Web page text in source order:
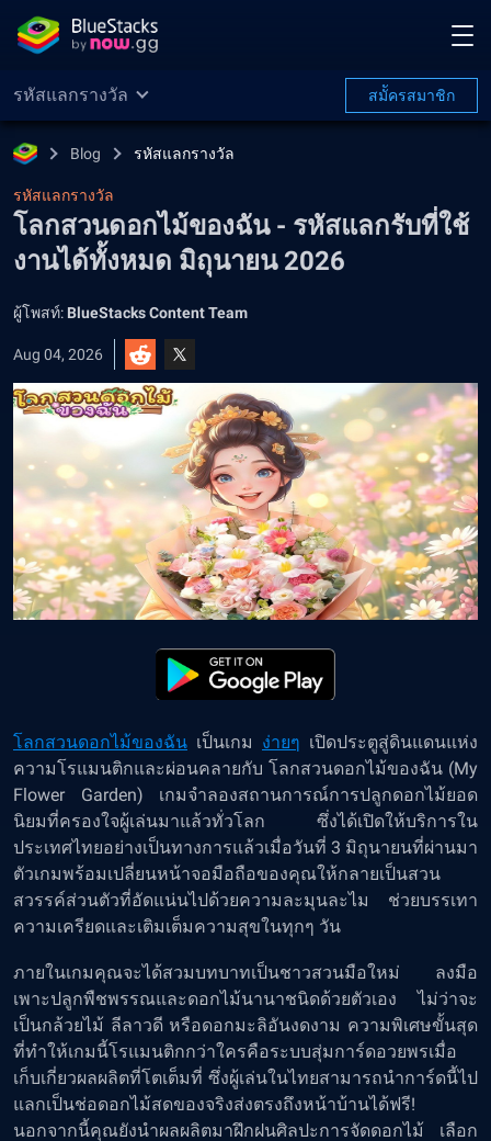
รหัสแลกรางวัล สมััครสมาชิก
Blog รหัสแลกรางวัล
รหัสแลกรางวัล
โลกสวนดอกไม้ของฉัน - รหัสแลกรับที่ใช้
งานได้ทั้งหมด มิถุนายน 2026
ผู้โพสท์: BlueStacks Content Team
Aug 04, 2026
โลกสวนดอกไม้ของฉัน เป็นเกม ง่ายๆ เปิดประตูสู่ดินแดนแห่ง
ความโรแมนติกและผ่อนคลายกับ โลกสวนดอกไม้ของฉัน (My
Flower Garden) เกมจำลองสถานการณ์การปลูกดอกไม้ยอด
นิยมที่ครองใจผู้เล่นมาแล้วทั่วโลก ซึ่งได้เปิดให้บริการใน
ประเทศไทยอย่างเป็นทางการแล้วเมื่อวันที่ 3 มิถุนายนที่ผ่านมา
ตัวเกมพร้อมเปลี่ยนหน้าจอมือถือของคุณให้กลายเป็นสวน
สวรรค์ส่วนตัวที่อัดแน่นไปด้วยความละมุนละไม ช่วยบรรเทา
ความเครียดและเติมเต็มความสุขในทุกๆ วัน
ภายในเกมคุณจะได้สวมบทบาทเป็นชาวสวนมือใหม่ ลงมือ
เพาะปลูกพืชพรรณและดอกไม้นานาชนิดด้วยตัวเอง ไม่ว่าจะ
เป็นกล้วยไม้ ลีลาวดี หรือดอกมะลิอันงดงาม ความพิเศษขั้นสุด
ที่ทำให้เกมนี้โรแมนติกกว่าใครคือระบบสุ่มการ์ดอวยพรเมื่อ
เก็บเกี่ยวผลผลิตที่โตเต็มที่ ซึ่งผู้เล่นในไทยสามารถนำการ์ดนี้ไป
แลกเป็นช่อดอกไม้สดของจริงส่งตรงถึงหน้าบ้านได้ฟรี!
นอกจากนี้คุณยังนำผลผลิตมาฝึกฝนศิลปะการจัดดอกไม้ เลือก